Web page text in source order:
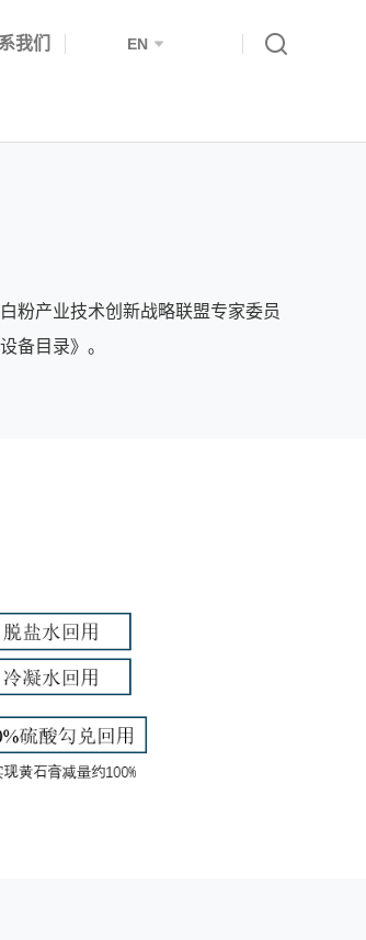
我们 EN
粉产业技术创新战略联盟专家委员
备目录》。